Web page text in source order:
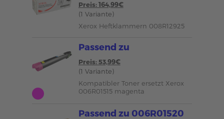
Preis: 164,99€
(1 Variante)
Xerox Heftklammern 008R12925
Passend zu
Preis: 53,99€
(1 Variante)
Kompatibler Toner ersetzt Xerox
006R01515 magenta
Passend zu 006R01520